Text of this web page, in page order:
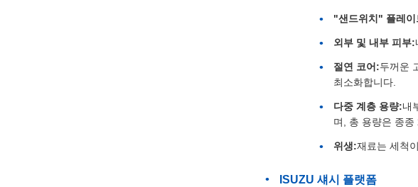
"샌드위치" 플레이
외부 및 내부 피부:
절연 코어:두꺼운
최소화합니다.
다중 계층 용량:내
며, 총 용량은 종
위생:재료는 세척
ISUZU 섀시 플랫폼